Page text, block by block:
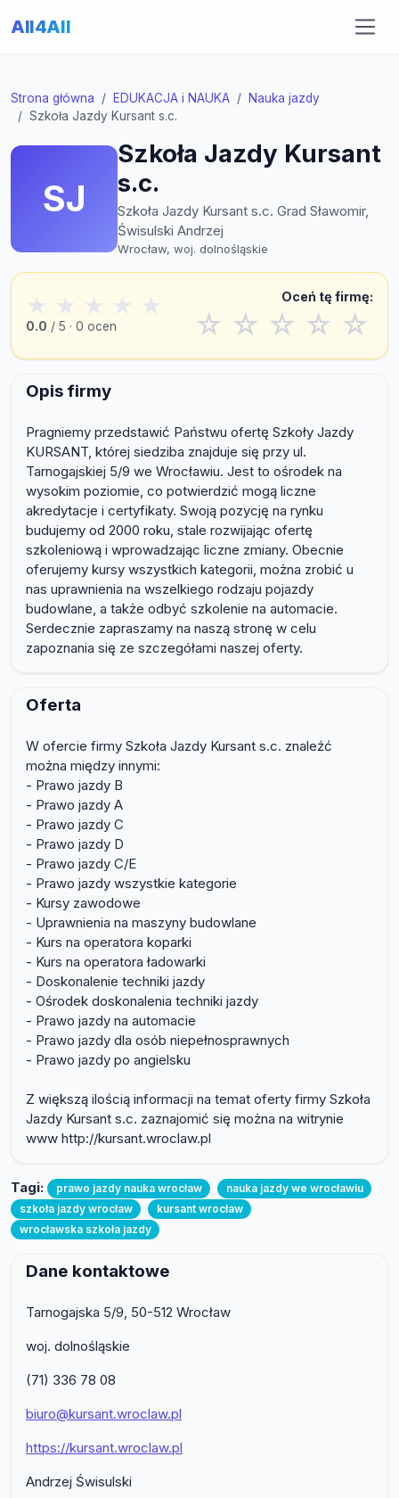
All4All
Strona główna EDUKACJA i NAUKA
Nauka jazdy
Szkoła Jazdy Kursant s.c.
SJ
Szkoła Jazdy Kursant
s.c.
Szkoła Jazdy Kursant s.c. Grad Sławomir,
Świsulski Andrzej
Wrocław, woj. dolnośląskie
★ ★ ★ ★ ★
0.0 / 5 · 0 ocen
Oceń tę firmę:
☆ ☆ ☆ ☆ ☆
Opis firmy
Pragniemy przedstawić Państwu ofertę Szkoły Jazdy
KURSANT, której siedziba znajduje się przy ul.
Tarnogajskiej 5/9 we Wrocławiu. Jest to ośrodek na
wysokim poziomie, co potwierdzić mogą liczne
akredytacje i certyfikaty. Swoją pozycję na rynku
budujemy od 2000 roku, stale rozwijając ofertę
szkoleniową i wprowadzając liczne zmiany. Obecnie
oferujemy kursy wszystkich kategorii, można zrobić u
nas uprawnienia na wszelkiego rodzaju pojazdy
budowlane, a także odbyć szkolenie na automacie.
Serdecznie zapraszamy na naszą stronę w celu
zapoznania się ze szczegółami naszej oferty.
Oferta
W ofercie firmy Szkoła Jazdy Kursant s.c. znaleźć
można między innymi:
- Prawo jazdy B
- Prawo jazdy A
- Prawo jazdy C
- Prawo jazdy D
- Prawo jazdy C/E
- Prawo jazdy wszystkie kategorie
- Kursy zawodowe
- Uprawnienia na maszyny budowlane
- Kurs na operatora koparki
- Kurs na operatora ładowarki
- Doskonalenie techniki jazdy
- Ośrodek doskonalenia techniki jazdy
- Prawo jazdy na automacie
- Prawo jazdy dla osób niepełnosprawnych
- Prawo jazdy po angielsku
Z większą ilością informacji na temat oferty firmy Szkoła
Jazdy Kursant s.c. zaznajomić się można na witrynie
www http://kursant.wroclaw.pl
Tagi: prawo jazdy nauka wrocław
nauka jazdy we wrocławiu
szkoła jazdy wrocław
kursant wrocław
wrocławska szkoła jazdy
Dane kontaktowe
Tarnogajska 5/9, 50-512 Wrocław
woj. dolnośląskie
(71) 336 78 08
biuro@kursant.wroclaw.pl
https://kursant.wroclaw.pl
Andrzej Świsulski